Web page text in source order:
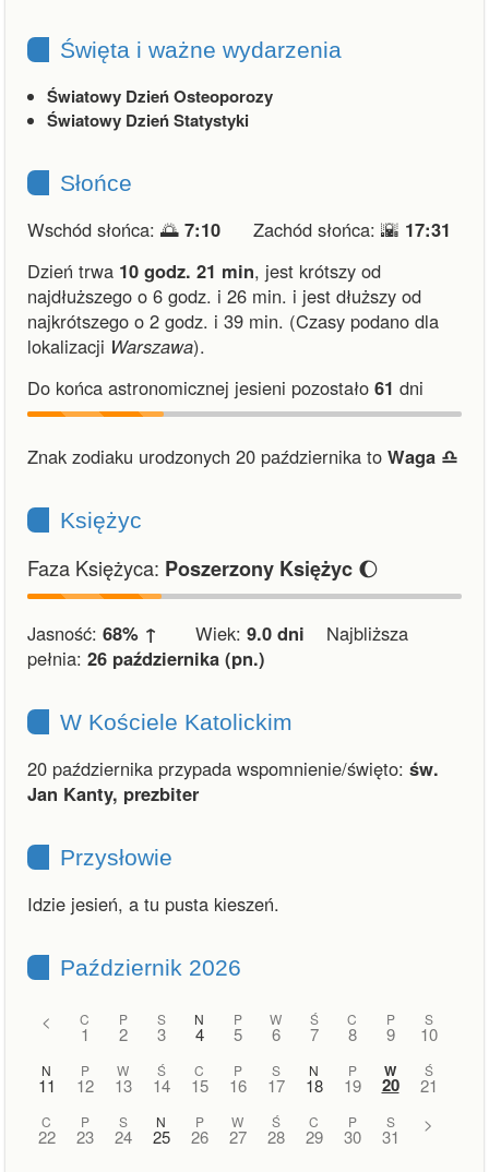
Święta i ważne wydarzenia
Światowy Dzień Osteoporozy
Światowy Dzień Statystyki
Słońce
Wschód słońca: 🌅 7:10 Zachód słońca: 🌇 17:31
Dzień trwa 10 godz. 21 min, jest krótszy od
najdłuższego o 6 godz. i 26 min. i jest dłuższy od
najkrótszego o 2 godz. i 39 min. (Czasy podano dla
lokalizacji Warszawa).
Do końca astronomicznej jesieni pozostało 61 dni
Znak zodiaku urodzonych 20 października to Waga ♎︎
Księżyc
Faza Księżyca: Poszerzony Księżyc 🌔
Jasność: 68% ↑ Wiek: 9.0 dni Najbliższa
pełnia: 26 października (pn.)
W Kościele Katolickim
20 października przypada wspomnienie/święto: św.
Jan Kanty, prezbiter
Przysłowie
Idzie jesień, a tu pusta kieszeń.
Październik 2026
< C
1
P
2
S
3
N
4
P
5
W
6
Ś
7
C
8
P
9
S
10
N
11
P
12
W
13
Ś
14
C
15
P
16
S
17
N
18
P
19
W
20
Ś
21
C
22
P
23
S
24
N
25
P
26
W
27
Ś
28
C
29
P
30
S
31
>